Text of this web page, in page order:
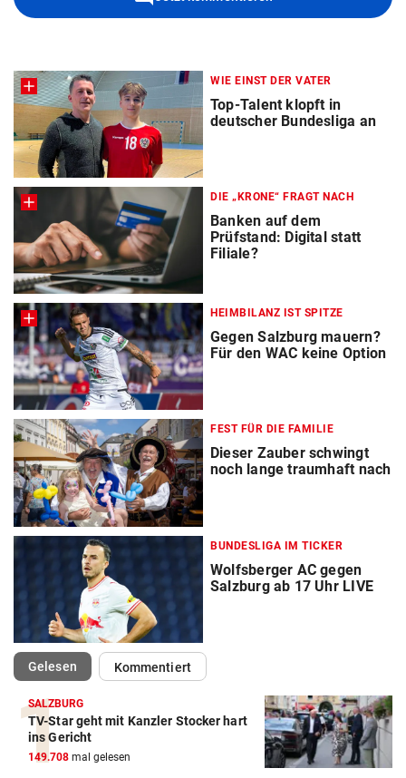
WIE EINST DER VATER
Top-Talent klopft in
deutscher Bundesliga an
DIE „KRONE“ FRAGT NACH
Banken auf dem
Prüfstand: Digital statt
Filiale?
HEIMBILANZ IST SPITZE
Gegen Salzburg mauern?
Für den WAC keine Option
FEST FÜR DIE FAMILIE
Dieser Zauber schwingt
noch lange traumhaft nach
BUNDESLIGA IM TICKER
Wolfsberger AC gegen
Salzburg ab 17 Uhr LIVE
Gelesen(ausgewählt)Kommentiert
SALZBURG
TV-Star geht mit Kanzler Stocker hart
ins Gericht
149.708 mal gelesen